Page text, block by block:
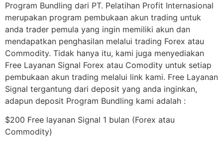
Program Bundling dari PT. Pelatihan Profit Internasional
merupakan program pembukaan akun trading untuk
anda trader pemula yang ingin memiliki akun dan
mendapatkan penghasilan melalui trading Forex atau
Commodity. Tidak hanya itu, kami juga menyediakan
Free Layanan Signal Forex atau Comodity untuk setiap
pembukaan akun trading melalui link kami. Free Layanan
Signal tergantung dari deposit yang anda inginkan,
adapun deposit Program Bundling kami adalah :
$200 Free layanan Signal 1 bulan (Forex atau
Commodity)